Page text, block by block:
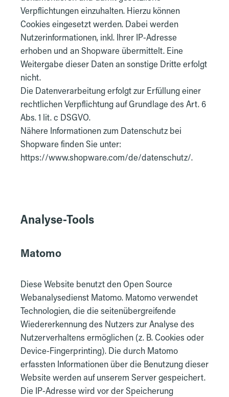
Verpflichtungen einzuhalten. Hierzu können
Cookies eingesetzt werden. Dabei werden
Nutzerinformationen, inkl. Ihrer IP-Adresse
erhoben und an Shopware übermittelt. Eine
Weitergabe dieser Daten an sonstige Dritte erfolgt
nicht.
Die Datenverarbeitung erfolgt zur Erfüllung einer
rechtlichen Verpflichtung auf Grundlage des Art. 6
Abs. 1 lit. c DSGVO.
Nähere Informationen zum Datenschutz bei
Shopware finden Sie unter:
https://www.shopware.com/de/datenschutz/.
Analyse-Tools
Matomo
Diese Website benutzt den Open Source
Webanalysedienst Matomo. Matomo verwendet
Technologien, die die seitenübergreifende
Wiedererkennung des Nutzers zur Analyse des
Nutzerverhaltens ermöglichen (z. B. Cookies oder
Device-Fingerprinting). Die durch Matomo
erfassten Informationen über die Benutzung dieser
Website werden auf unserem Server gespeichert.
Die IP-Adresse wird vor der Speicherung